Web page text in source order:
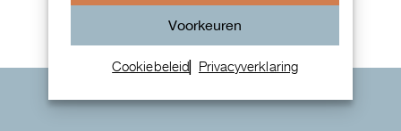
Voorkeuren
Cookiebeleid Privacyverklaring